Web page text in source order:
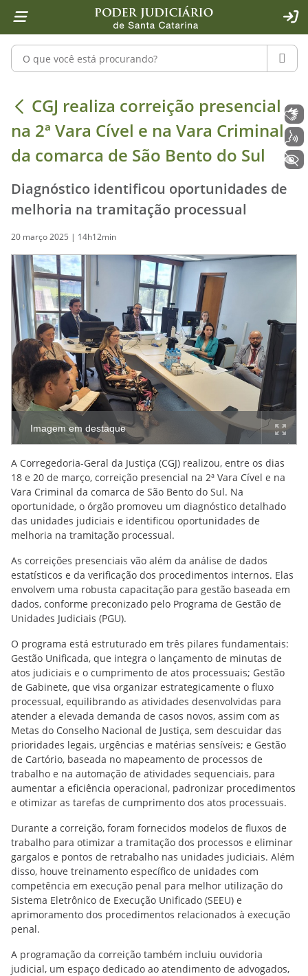
1 Ir para o conteúdo
2 Ir para a ferramenta de acessibilidade - Rybená
4 Ir para o menu principal
5 Ir para a pesquisa
6 Ir para o rodapé
7 Ir para a página inicial
Pesquisar no portal
CGJ realiza correição presencial
CGJ realiza correição presencial
na 2ª Vara Cível e na Vara Criminal
da comarca de São Bento do Sul
Diagnóstico identificou oportunidades de
melhoria na tramitação processual
20 março 2025 | 14h12min
Imagem em destaque
A Corregedoria-Geral da Justiça (CGJ) realizou, entre os dias
18 e 20 de março, correição presencial na 2ª Vara Cível e na
Vara Criminal da comarca de São Bento do Sul. Na
oportunidade, o órgão promoveu um diagnóstico detalhado
das unidades judiciais e identificou oportunidades de
melhoria na tramitação processual.
As correições presenciais vão além da análise de dados
estatísticos e da verificação dos procedimentos internos. Elas
envolvem uma robusta capacitação para gestão baseada em
dados, conforme preconizado pelo Programa de Gestão de
Unidades Judiciais (PGU).
O programa está estruturado em três pilares fundamentais:
Gestão Unificada, que integra o lançamento de minutas de
atos judiciais e o cumprimento de atos processuais; Gestão
de Gabinete, que visa organizar estrategicamente o fluxo
processual, equilibrando as atividades desenvolvidas para
atender a elevada demanda de casos novos, assim com as
Metas do Conselho Nacional de Justiça, sem descuidar das
prioridades legais, urgências e matérias sensíveis; e Gestão
de Cartório, baseada no mapeamento de processos de
trabalho e na automação de atividades sequenciais, para
aumentar a eficiência operacional, padronizar procedimentos
e otimizar as tarefas de cumprimento dos atos processuais.
Durante a correição, foram fornecidos modelos de fluxos de
trabalho para otimizar a tramitação dos processos e eliminar
gargalos e pontos de retrabalho nas unidades judiciais. Além
disso, houve treinamento específico de unidades com
competência em execução penal para melhor utilização do
Sistema Eletrônico de Execução Unificado (SEEU) e
aprimoramento dos procedimentos relacionados à execução
penal.
A programação da correição também incluiu ouvidoria
judicial, um espaço dedicado ao atendimento de advogados,
Libras
Voz
+ Acessibilidade